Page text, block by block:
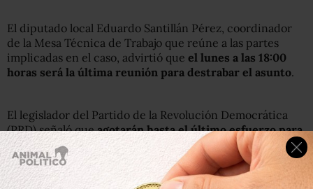
El diputado local Eduardo Santillán Pérez, coordinador
de la Mesa Técnica de Trabajo que reúne a las partes
implicadas en el caso, advirtió que el lunes a las 18:00
horas será la última reunión para destrabar el asunto.
El legislador del Partido de la Revolución Democrática
(PRD) señaló queagotarán hasta el último esfuerzo para
dar una solución antes del martes
, por lo que
continuarán las negociaciones este domingo a las 17:00
horas.